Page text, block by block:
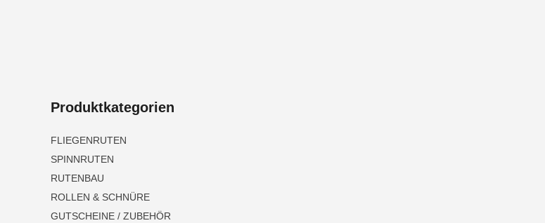
Produktkategorien
FLIEGENRUTEN
SPINNRUTEN
RUTENBAU
ROLLEN & SCHNÜRE
GUTSCHEINE / ZUBEHÖR